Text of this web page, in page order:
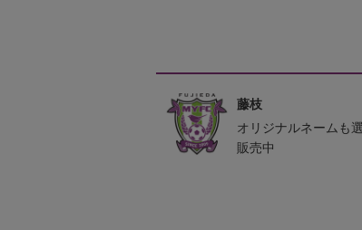
藤枝
オリジナルネームも
販売中